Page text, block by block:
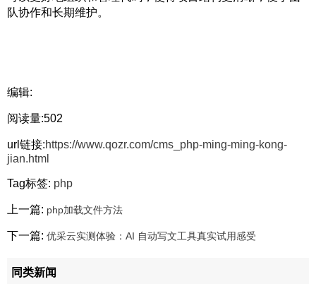
队协作和长期维护。
编辑:
阅读量:502
url链接:https://www.qozr.com/cms_php-ming-ming-kong-
jian.html
Tag标签: php
上一篇: php加载文件方法
下一篇: 优采云实测体验：AI 自动写文工具真实试用感受
同类新闻